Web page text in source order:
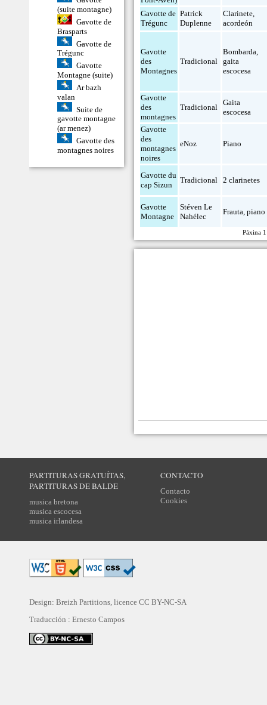
(suite montagne)
Gavotte de
Brasparts
Gavotte de
Trégunc
Gavotte
Montagne (suite)
Ar bazh
valan
Suite de
gavotte montagne
(ar menez)
Gavotte des
montagnes noires
Gavotte de
Trégunc
Patrick
Duplenne
Clarinete,
acordeón
Gavotte
des
Montagnes
Tradicional
Bombarda,
gaita
escocesa
Gavotte
des
montagnes
Tradicional
Gaita
escocesa
Gavotte
des
montagnes
noires
eNoz Piano
Gavotte du
cap Sizun
Tradicional 2 clarinetes
Gavotte
Montagne
Stéven Le
Nahélec
Frauta,piano
Páxina
PARTITURAS GRATUÍTAS,
PARTITURAS DE BALDE
musica bretona
musica escocesa
musica irlandesa
CONTACTO
Contacto
Cookies
Design: Breizh Partitions, licence CC BY-NC-SA
Traducción : Ernesto Campos